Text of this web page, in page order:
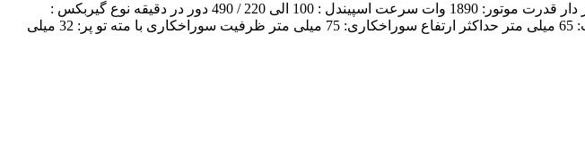
دستگاه دریل مگنت AST-PRO/T65 AST PROMAX PRO/T65 DRILL MAGNET تحت لیسانس آلمان دیمر دار قدرت موتور: 1890 وات سرعت اسپیندل : 100 الی 220 / 490 دور در دقیقه نوع گیربکس :
دوحالته – روغنی ابزار گیر (گلویی دستگاه): MT3 قدرت مگنت: 15800N ظرفیت سوراخکاری با گردبر مگنت: 65 میلی متر حداکثر ارتفاع سوراخکاری: 75 میلی متر ظرفیت سوراخکاری با مته تو پر: 32 میلی